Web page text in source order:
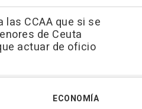
las CCAA que si se
de Ceuta
actuar de oficio
ECONOMÍA